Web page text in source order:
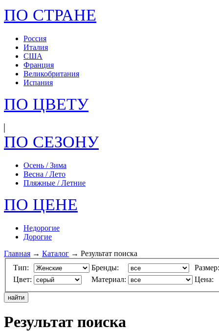
Giglio Fiorentino
OGIO
Befler
Deeson
Flower Rain
Tacher
ПО СТРАНЕ
Россия
Италия
США
Франция
Великобритания
Испания
ПО ЦВЕТУ
ПО СЕЗОНУ
Осень / Зима
Весна / Лето
Пляжные / Летние
ПО ЦЕНЕ
Недорогие
Дорогие
Главная → Каталог → Результат поиска
Тип:
Бренды:
Размер:
Цвет:
Материал: Цена:
Результат поиска